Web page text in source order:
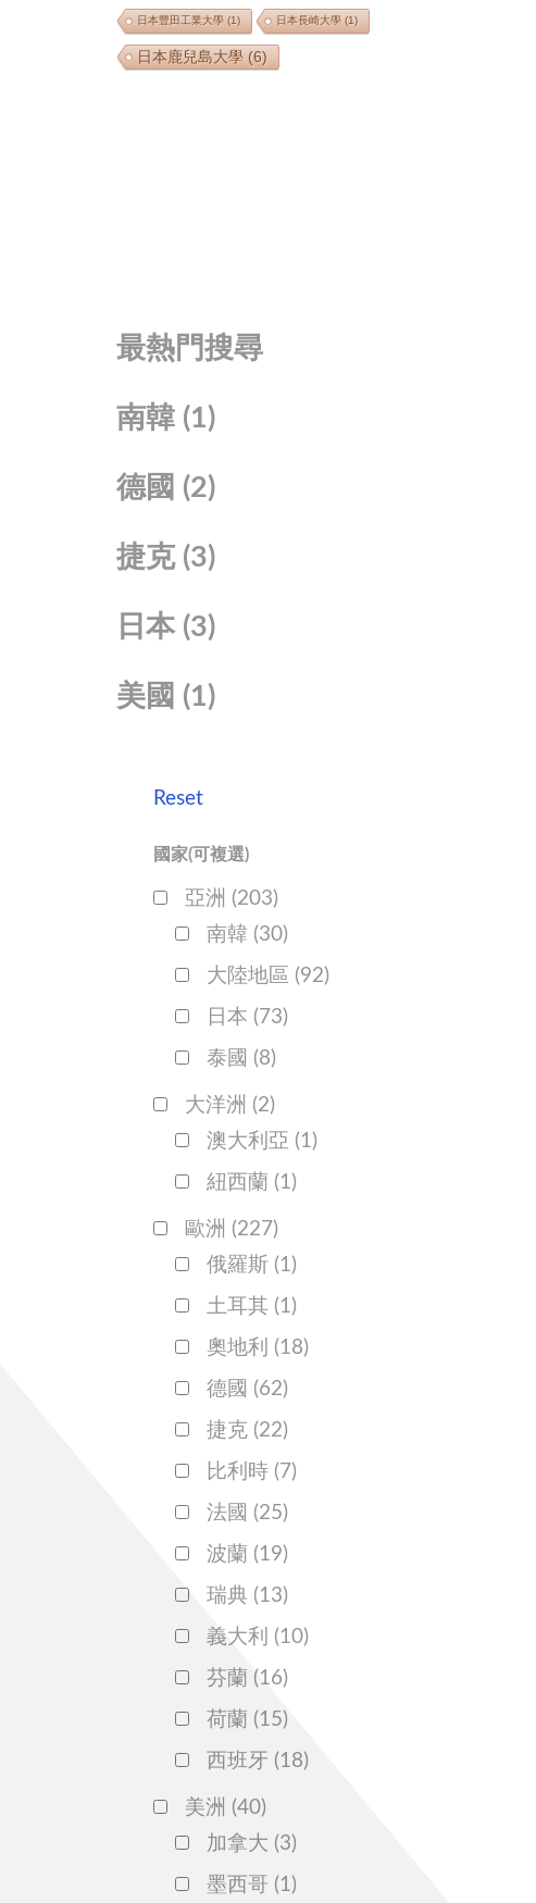
日本豐田工業大學 (1) 日本長崎大學 (1)
日本鹿兒島大學 (6)
最熱門搜尋
南韓 (1)
德國 (2)
捷克 (3)
日本 (3)
美國 (1)
Reset
國家(可複選)
亞洲 (203)
南韓 (30)
大陸地區 (92)
日本 (73)
泰國 (8)
大洋洲 (2)
澳大利亞 (1)
紐西蘭 (1)
歐洲 (227)
俄羅斯 (1)
土耳其 (1)
奧地利 (18)
德國 (62)
捷克 (22)
比利時 (7)
法國 (25)
波蘭 (19)
瑞典 (13)
義大利 (10)
芬蘭 (16)
荷蘭 (15)
西班牙 (18)
美洲 (40)
加拿大 (3)
墨西哥 (1)